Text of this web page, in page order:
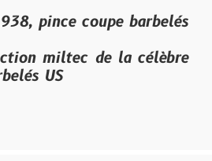
pince coupe barbelés
miltec de la célèbre
US